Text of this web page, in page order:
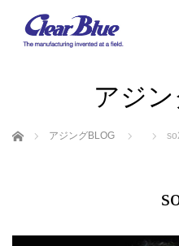
アジ
ホーム アジングBLOG